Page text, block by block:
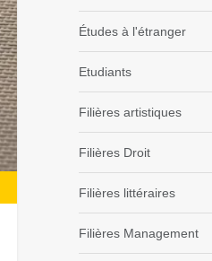
Études à l'étranger
Etudiants
Filières artistiques
Filières Droit
Filières littéraires
Filières Management